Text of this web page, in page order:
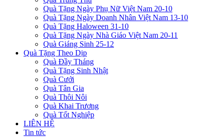
Quà Tặng Ngày Phụ Nữ Việt Nam 20-10
Quà Tặng Ngày Doanh Nhân Việt Nam 13-10
Quà Tặng Haloween 31-10
Quà Tặng Ngày Nhà Giáo Việt Nam 20-11
Quà Giáng Sinh 25-12
Quà Tặng Theo Dịp
Quà Đầy Tháng
Quà Tặng Sinh Nhật
Quà Cưới
Quà Tân Gia
Quà Thôi Nôi
Quà Khai Trương
Quà Tốt Nghiệp
LIÊN HỆ
Tin tức